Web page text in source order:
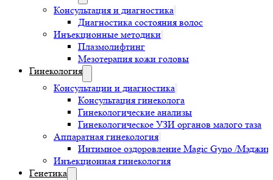
Консультация и диагностика
Диагностика состояния волос
Инъекционные методики
Плазмолифтинг
Мезотерапия кожи головы
Гинекология
Консультации и диагностика
Консультация гинеколога
Гинекологические анализы
Гинекологическое УЗИ органов малого таза
Аппаратная гинекология
Интимное оздоровление Magic Gyno /
Инъекционная гинекология
Генетика